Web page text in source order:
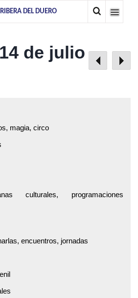
DEL DUERO
de julio
magia, circo
culturales, programaciones
encuentros, jornadas